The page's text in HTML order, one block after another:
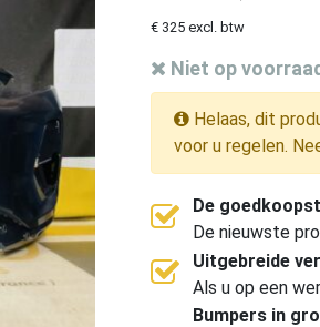
€ 325 excl. btw
Niet op
Helaas, dit
voor u regelen.
De
De nieuwste
Uitgebreide
Als u op een
Bumpers in